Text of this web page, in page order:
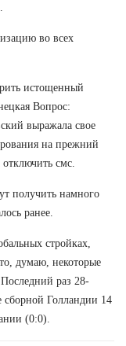
во всех
истощенный
Вопрос:
выражала свое
на прежний
смс.
получить намного
ранее.
стройках,
думаю, некоторые
раз 28-
сборной Голландии 14
(0:0).